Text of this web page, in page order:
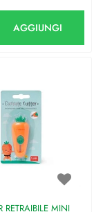
AGGIUNGI
RETRAIBILE MINI